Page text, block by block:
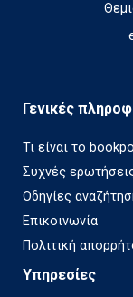
Γενικές
Τι είναι το
Συχνές
Οδηγίες
Επικοινωνία
Πολιτική
Υπηρεσίες